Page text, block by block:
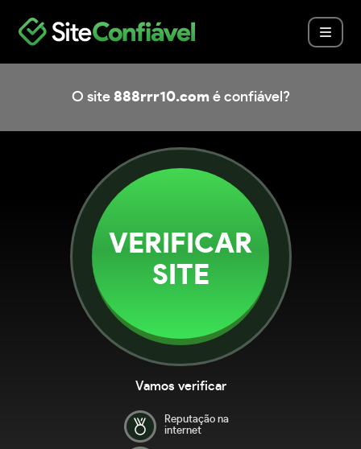
O site 888rrr10.com é confiável?
VERIFICAR
SITE
Vamos verificar
Reputação na
internet